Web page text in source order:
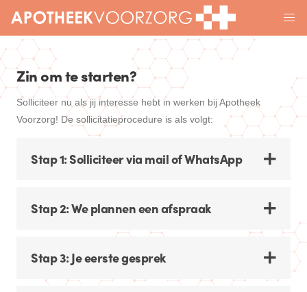
Zin om te starten?
Solliciteer nu als jij interesse hebt in werken bij Apotheek
Voorzorg! De sollicitatieprocedure is als volgt:
Stap 1: Solliciteer via mail of WhatsApp
Stap 2: We plannen een afspraak
Stap 3: Je eerste gesprek